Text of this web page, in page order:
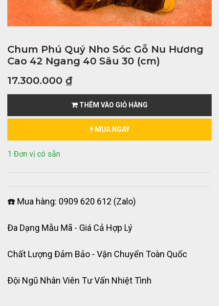
Chum Phú Quý Nho Sóc Gỗ Nu Hương
Cao 42 Ngang 40 Sâu 30 (cm)
17.300.000 ₫
THÊM VÀO GIỎ HÀNG
MUA NGAY
1 Đơn vị có sẵn
☎️ Mua hàng: 0909 620 612 (Zalo)
Đa Dạng Mẫu Mã - Giá Cả Hợp Lý
Chất Lượng Đảm Bảo - Vận Chuyển Toàn Quốc
Đội Ngũ Nhân Viên Tư Vấn Nhiệt Tình